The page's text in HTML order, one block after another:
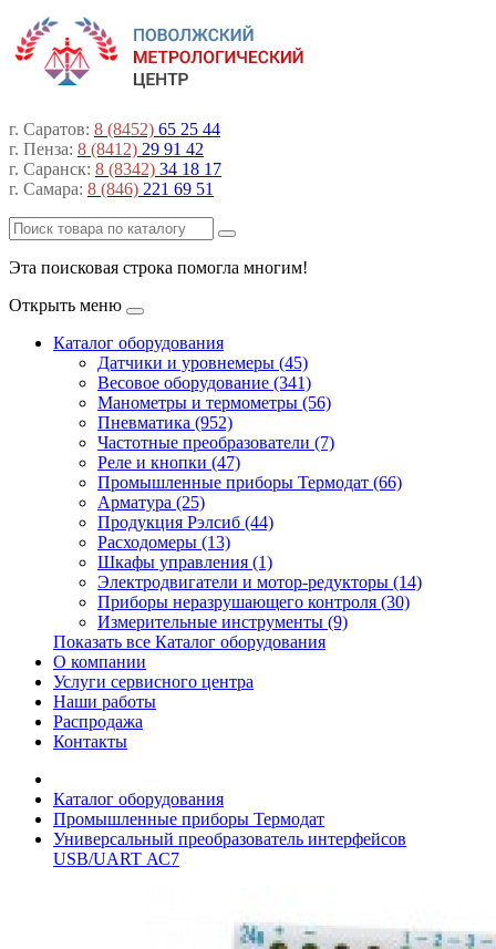
г. Саратов: 8 (8452) 65 25 44
г. Пенза: 8 (8412) 29 91 42
г. Саранск: 8 (8342) 34 18 17
г. Самара: 8 (846) 221 69 51
Эта поисковая строка помогла многим!
Открыть меню
Каталог оборудования
Датчики и уровнемеры (45)
Весовое оборудование (341)
Манометры и термометры (56)
Пневматика (952)
Частотные преобразователи (7)
Реле и кнопки (47)
Промышленные приборы Термодат (66)
Арматура (25)
Продукция Рэлсиб (44)
Расходомеры (13)
Шкафы управления (1)
Электродвигатели и мотор-редукторы (14)
Приборы неразрушающего контроля (30)
Измерительные инструменты (9)
Показать все Каталог оборудования
О компании
Услуги сервисного центра
Наши работы
Распродажа
Контакты
Каталог оборудования
Промышленные приборы Термодат
Универсальный преобразователь интерфейсов
USB/UART АС7